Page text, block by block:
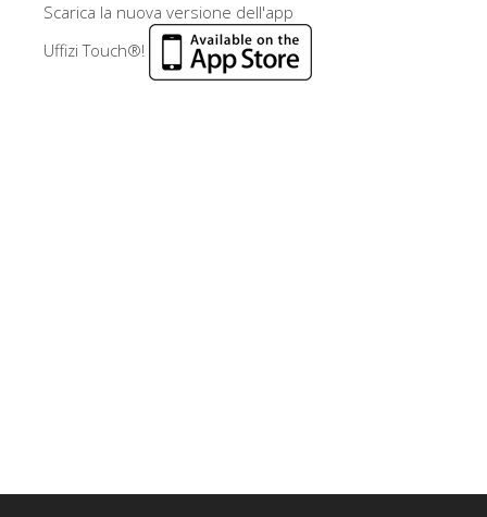
Scarica la nuova versione dell'app
Uffizi Touch®!